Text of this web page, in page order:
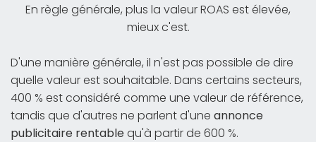
En règle générale, plus la valeur ROAS est élevée,
mieux c'est.
D'une manière générale, il n'est pas possible de dire
quelle valeur est souhaitable. Dans certains secteurs,
400 % est considéré comme une valeur de référence,
tandis que d'autres ne parlent d'une annonce
publicitaire rentablequ'à partir de 600 %.